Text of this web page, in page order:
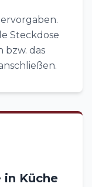
Steckdose
bzw. das
in Küche